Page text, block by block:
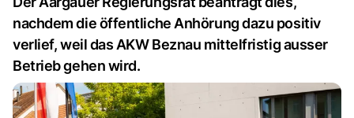
nachdem die öffentliche Anhörung dazu positiv
verlief, weil das AKW Beznau mittelfristig ausser
Betrieb gehen wird.